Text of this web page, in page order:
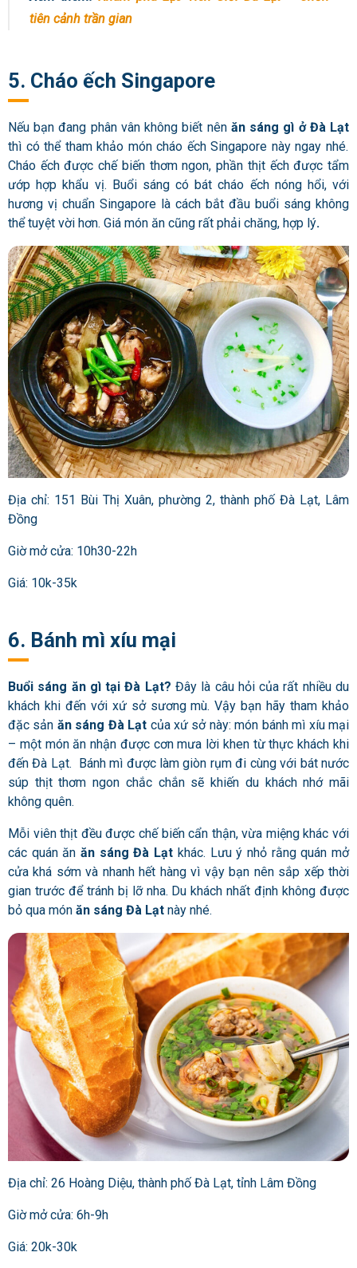
tiên cảnh trần gian
5. Cháo ếch Singapore
Nếu bạn đang phân vân không biết nên ăn sáng gì ở Đà Lạt
thì có thể tham khảo món cháo ếch Singapore này ngay nhé.
Cháo ếch được chế biến thơm ngon, phần thịt ếch được tẩm
ướp hợp khẩu vị. Buổi sáng có bát cháo ếch nóng hổi, với
hương vị chuẩn Singapore là cách bắt đầu buổi sáng không
thể tuyệt vời hơn. Giá món ăn cũng rất phải chăng, hợp lý.
Địa chỉ: 151 Bùi Thị Xuân, phường 2, thành phố Đà Lạt, Lâm
Đồng
Giờ mở cửa: 10h30-22h
Giá: 10k-35k
6. Bánh mì xíu mại
Buổi sáng ăn gì tại Đà Lạt? Đây là câu hỏi của rất nhiều du
khách khi đến với xứ sở sương mù. Vậy bạn hãy tham khảo
đặc sản ăn sáng Đà Lạt của xứ sở này: món bánh mì xíu mại
– một món ăn nhận được cơn mưa lời khen từ thực khách khi
đến Đà Lạt. Bánh mì được làm giòn rụm đi cùng với bát nước
súp thịt thơm ngon chắc chắn sẽ khiến du khách nhớ mãi
không quên.
Mỗi viên thịt đều được chế biến cẩn thận, vừa miệng khác với
các quán ănăn sáng Đà Lạt khác. Lưu ý nhỏ rằng quán mở
cửa khá sớm và nhanh hết hàng vì vậy bạn nên sắp xếp thời
gian trước để tránh bị lỡ nha. Du khách nhất định không được
bỏ qua món ăn sáng Đà Lạt này nhé.
Địa chỉ: 26 Hoàng Diệu, thành phố Đà Lạt, tỉnh Lâm Đồng
Giờ mở cửa: 6h-9h
Giá: 20k-30k